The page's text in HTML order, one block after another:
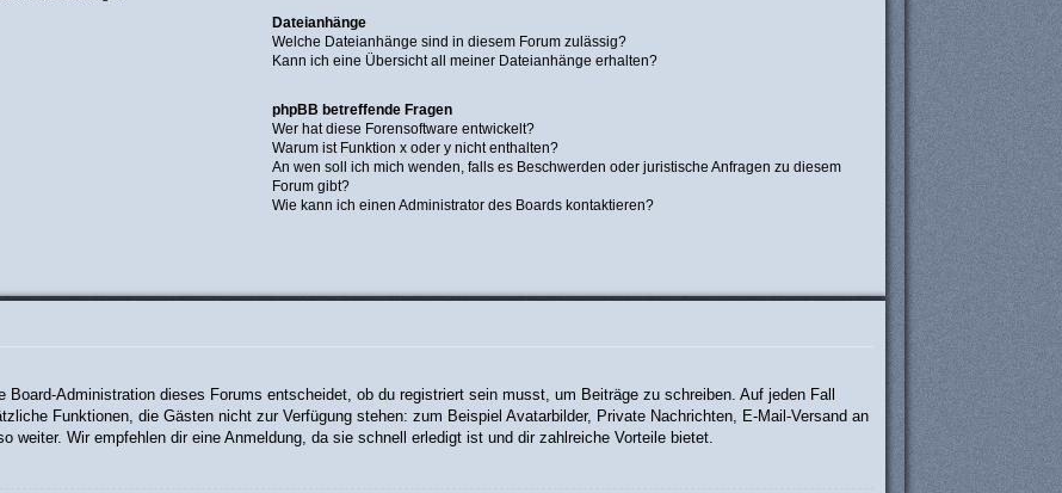
Dateianhänge
Welche Dateianhänge sind in diesem Forum zulässig?
Kann ich eine Übersicht all meiner Dateianhänge erhalten?
phpBB betreffende Fragen
Wer hat diese Forensoftware entwickelt?
Warum ist Funktion x oder y nicht enthalten?
An wen soll ich mich wenden, falls es Beschwerden oder juristische Anfragen zu diesem
Forum gibt?
Wie kann ich einen Administrator des Boards kontaktieren?
Board-Administration dieses Forums entscheidet, ob du registriert sein musst, um Beiträge zu schreiben. Auf jeden Fall
Funktionen, die Gästen nicht zur Verfügung stehen: zum Beispiel Avatarbilder, Private Nachrichten, E-Mail-Versand an
weiter. Wir empfehlen dir eine Anmeldung, da sie schnell erledigt ist und dir zahlreiche Vorteile bietet.